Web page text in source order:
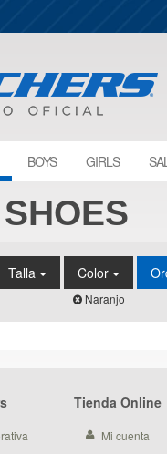
BOYS GIRLS
Talla Color
Naranjo
Tienda Online
Mi cuenta